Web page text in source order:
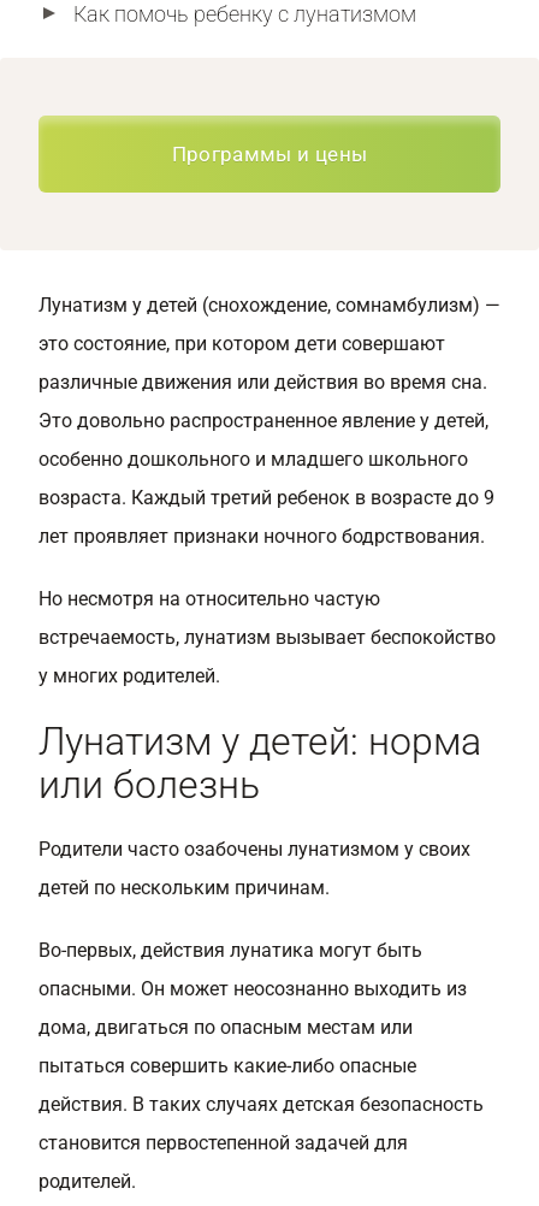
Как помочь ребенку с лунатизмом
Программы и цены
Лунатизм у детей (снохождение, сомнамбулизм) —
это состояние, при котором дети совершают
различные движения или действия во время сна.
Это довольно распространенное явление у детей,
особенно дошкольного и младшего школьного
возраста. Каждый третий ребенок в возрасте до 9
лет проявляет признаки ночного бодрствования.
Но несмотря на относительно частую
встречаемость, лунатизм вызывает беспокойство
у многих родителей.
Лунатизм у детей: норма
или болезнь
Родители часто озабочены лунатизмом у своих
детей по нескольким причинам.
Во-первых, действия лунатика могут быть
опасными. Он может неосознанно выходить из
дома, двигаться по опасным местам или
пытаться совершить какие-либо опасные
действия. В таких случаях детская безопасность
становится первостепенной задачей для
родителей.